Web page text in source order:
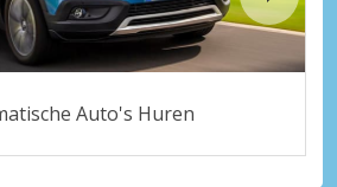
Auto's Huren